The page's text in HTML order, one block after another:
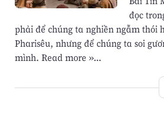
đọc
phải để chúng ta nghiền ngẫm thói
Pharisêu, nhưng để chúng ta soi
mình. Read more »…